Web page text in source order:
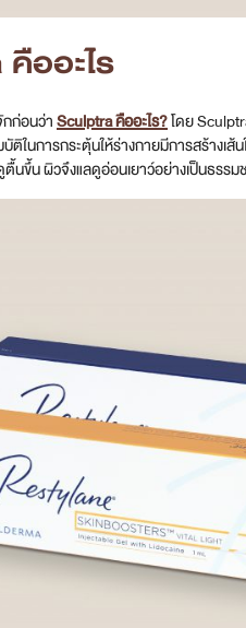
ออะไร
ก่อนว่าSculptra คืออะไร?โดย
ในการกระตุ้นให้ร่างกายมีการสร้างเส้
นขึ้น ผิวจึงแลดูอ่อนเยาว์อย่างเป็นธรรม